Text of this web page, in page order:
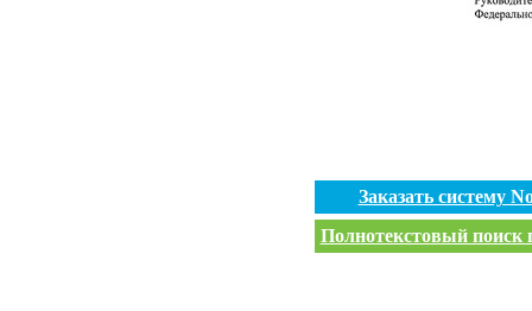
Заказать систему
Полнотекстовый поиск